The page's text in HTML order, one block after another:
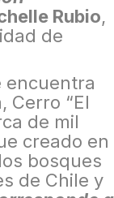
Rubio,
de
encuentra
Cerro “El
de mil
creado en
bosques
de Chile y